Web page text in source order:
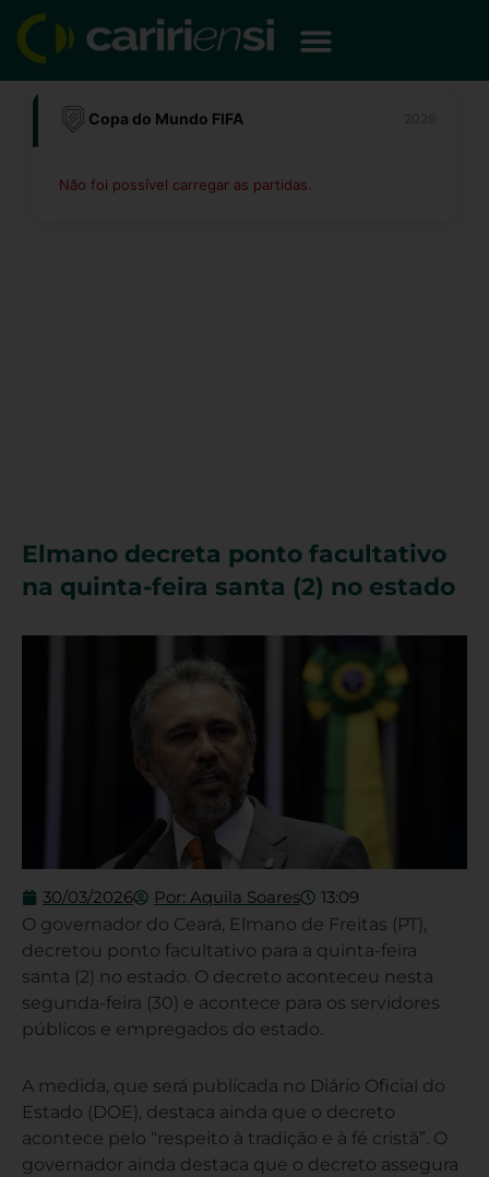
para
conteúdo
Copa do Mundo FIFA
Não foi possível carregar as partidas.
Elmano decreta ponto facultativo
na quinta-feira santa (2) no estado
30/03/2026 Por: Aquila Soares 13:09
O governador do Ceará, Elmano de Freitas (PT),
decretou ponto facultativo para a quinta-feira
santa (2) no estado. O decreto aconteceu nesta
segunda-feira (30) e acontece para os servidores
públicos e empregados do estado.
A medida, que será publicada no Diário Oficial do
Estado (DOE), destaca ainda que o decreto
acontece pelo “respeito à tradição e à fé cristã”. O
governador ainda destaca que o decreto assegura